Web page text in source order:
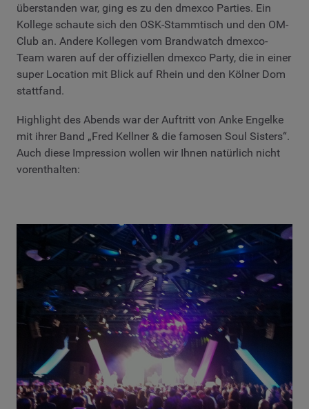
überstanden war, ging es zu den dmexco Parties. Ein
Kollege schaute sich den OSK-Stammtisch und den OM-
Club an. Andere Kollegen vom Brandwatch dmexco-
Team waren auf der offiziellen dmexco Party, die in einer
super Location mit Blick auf Rhein und den Kölner Dom
stattfand.
Highlight des Abends war der Auftritt von Anke Engelke
mit ihrer Band „Fred Kellner & die famosen Soul Sisters“.
Auch diese Impression wollen wir Ihnen natürlich nicht
vorenthalten: